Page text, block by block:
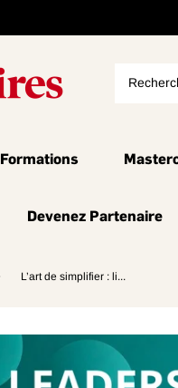
Formations
Devenez Partenaire
L’art de simplifier : li...